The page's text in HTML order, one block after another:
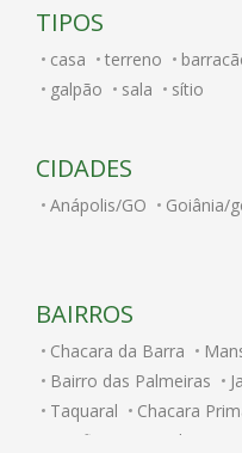
TIPOS
casa terreno
galpão
sala sítio
CIDADES
Anápolis/GO Goiânia/
BAIRROS
Chacara da Barra
Bairro das Palmeiras
Taquaral
Chacara
Bonfim
Fazenda